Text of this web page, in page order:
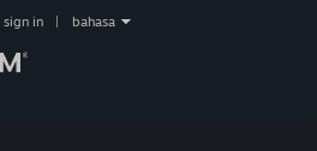
sign in bahasa